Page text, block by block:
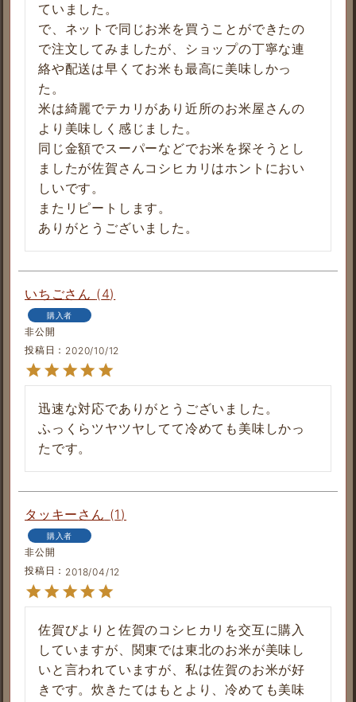
ていました。
で、ネットで同じお米を買うことができたの
で注文してみましたが、ショップの丁寧な連
絡や配送は早くてお米も最高に美味しかっ
た。
米は綺麗でテカリがあり近所のお米屋さんの
より美味しく感じました。
同じ金額でスーパーなどでお米を探そうとし
ましたが佐賀さんコシヒカリはホントにおい
しいです。
またリピートします。
ありがとうございました。
いちご 4
購入者
非公開
投稿日
2020/10/12
迅速な対応でありがとうございました。
ふっくらツヤツヤしてて冷めても美味しかっ
たです。
タッキー 1
購入者
非公開
投稿日
2018/04/12
佐賀びよりと佐賀のコシヒカリを交互に購入
していますが、関東では東北のお米が美味し
いと言われていますが、私は佐賀のお米が好
きです。炊きたてはもとより、冷めても美味